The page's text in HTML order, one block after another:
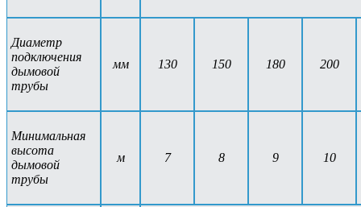
Диаметр
подключения
дымовой
трубы
мм 130 150 180 200
Минимальная
высота
дымовой
трубы
м 7 8 9 10